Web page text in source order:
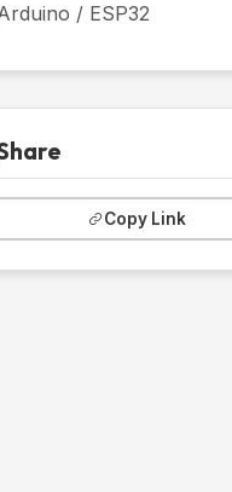
/ ESP32
Copy Link